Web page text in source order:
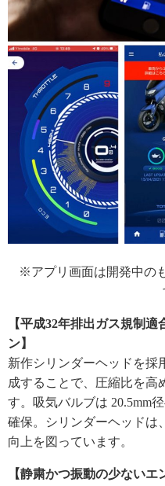
※アプリ画面は開発中の
【平成32年排出ガス規制
ン】
新作シリンダーヘッドを採
成することで、圧縮比を高
す。吸気バルブは 20.5mm
確保。シリンダーヘッドは
向上を図っています。
【静粛かつ振動の少ない